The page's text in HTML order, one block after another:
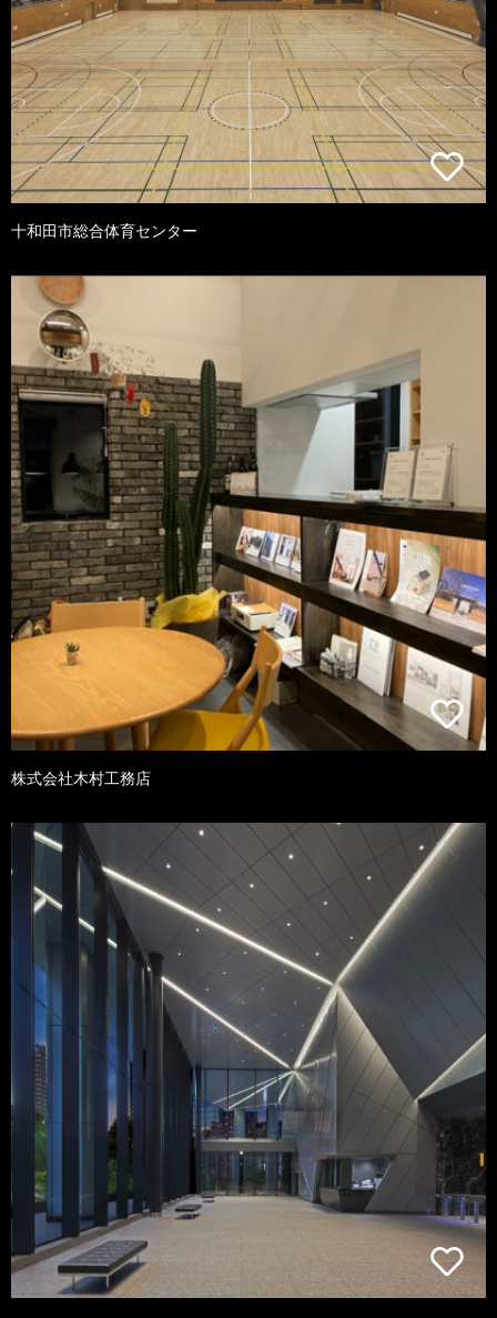
十和田市総合体育センター
株式会社木村工務店